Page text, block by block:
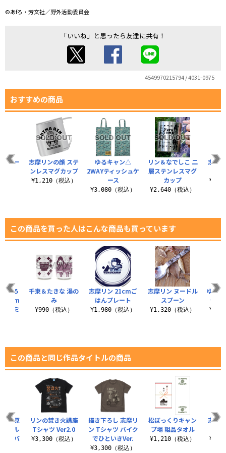
©あfろ・芳文社／野外活動委員会
「いいね」と思ったら友達に共有！
4549970215794 / 4031-0975
おすすめの商品
ゆるキャン△
2WAYティッシュケ
ース
¥3,080（税込）
リン＆なでしこ 二
層ステンレスマグ
カップ
¥2,640（税込）
志摩
ヌー
志摩リンの顔 ステ
ンレスマグカップ
¥1,210（税込）
この商品を買った人はこんな商品も買っています
志摩リン 21cmご
はんプレート
¥1,980（税込）
志摩リン ヌードル
スプーン
¥1,320（税込）
ゆる
ラカ
下ろ
21cm
ト ミ
千束＆たきな 湯の
み
¥990（税込）
この商品と同じ作品タイトルの商品
描き下ろし 志摩リ
ン Tシャツ バイク
でひといきVer.
¥3,300（税込）
松ぼっくりキャン
プ場 粗品タオル
¥1,210（税込）
志摩
務原
リル
） バ
リンの焚き火講座
Tシャツ Ver2.0
¥3,300（税込）